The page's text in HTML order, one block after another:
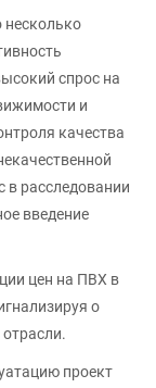
несколько
спрос на
и
качества
в расследовании
введение
цен на ПВХ в
о
проект